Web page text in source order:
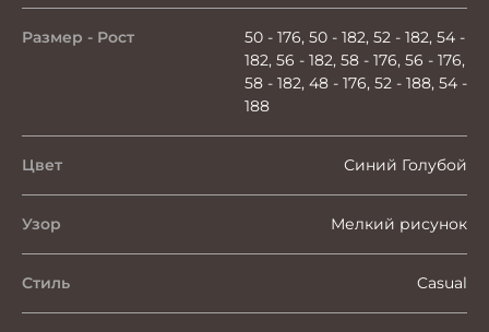
Размер - Рост
50 - 176, 50 - 182, 52 - 182, 54 -
182, 56 - 182, 58 - 176, 56 - 176,
58 - 182, 48 - 176, 52 - 188, 54 -
188
Цвет Синий Голубой
Узор Мелкий рисунок
Стиль Casual